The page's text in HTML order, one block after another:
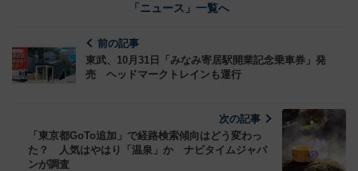
「ニュース」一覧へ
前の記事
東武、10月31日「みなみ寄居駅開業記念乗車券」発
売 ヘッドマークトレインも運行
次の記事
「東京都GoTo追加」で経路検索傾向はどう変わっ
た？ 人気はやはり「温泉」か ナビタイムジャパ
ンが調査